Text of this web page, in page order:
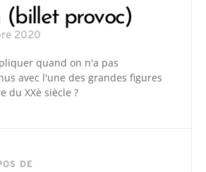
(billet provoc)
2020
quand on n'a pas
avec l'une des grandes figures
du XXè siècle ?
DE